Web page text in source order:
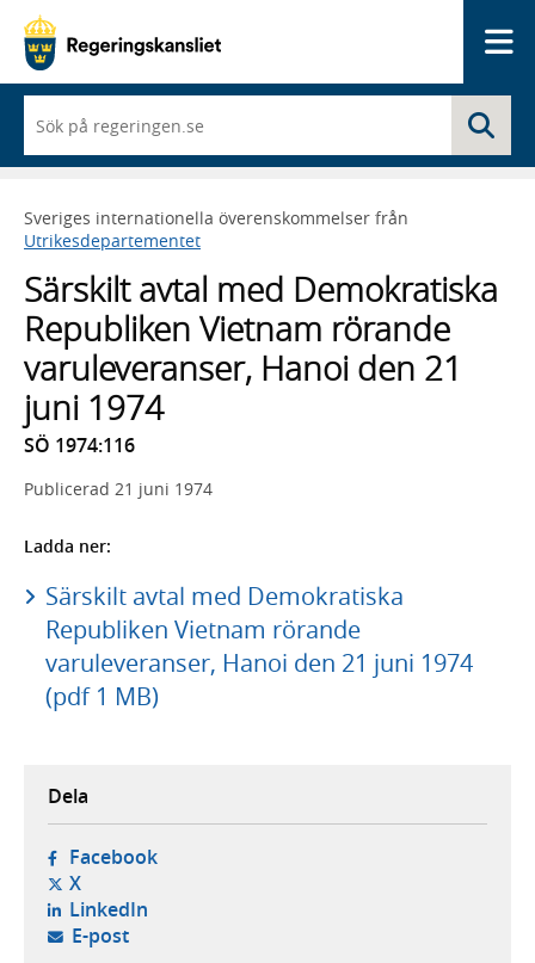
du
börjar
skriva
framträder
en
med
sökförslag
Sveriges internationella överenskommelser från
Utrikesdepartementet
Särskilt avtal med Demokratiska
Republiken Vietnam rörande
varuleveranser, Hanoi den 21
juni 1974
SÖ 1974:116
Publicerad 21 juni 1974
Ladda ner:
Särskilt avtal med Demokratiska
Republiken Vietnam rörande
varuleveranser, Hanoi den 21 juni 1974
(pdf 1 MB)
Dela
Facebook- öppnas i ny flik, extern webbplats,
X- öppnas i ny flik, extern webbplats,
LinkedIn- öppnas i ny flik, extern webbplats,
E-post- öppnar din e-postklient,